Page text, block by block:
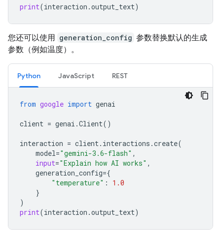
print(interaction .output_text)
您还可以使用 generation_config 参数替换默认的生成
参数（例如温度）。
Python JavaScript REST
from google import genai
client = genai .Client()
interaction = client. interactions .create(
model="gemini-3.6-flash" ,
input="Explain how AI works" ,
generation_config={
"temperature" :
1.0
}
)
print(interaction .output_text)